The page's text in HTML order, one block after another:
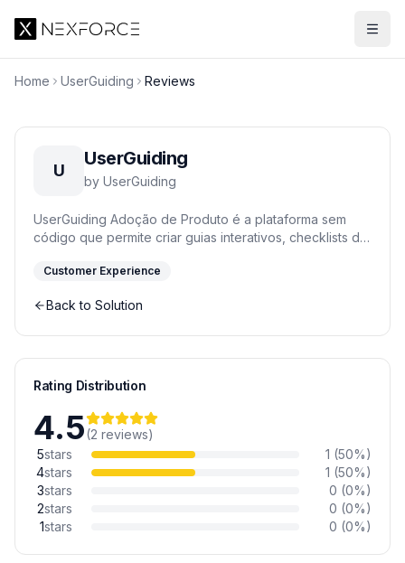
Home UserGuiding Reviews
U
UserGuiding
by UserGuiding
UserGuiding Adoção de Produto é a plataforma sem
código que permite criar guias interativos, checklists de
usuários e acelerar a adoção de funcionalidades.
depender da equipe de engenharia, implementando
Customer Experience
Back to Solution
Rating Distribution
4.5(2 reviews)
5stars 1 (50%)
4stars 1 (50%)
3stars 0 (0%)
2stars 0 (0%)
1stars 0 (0%)